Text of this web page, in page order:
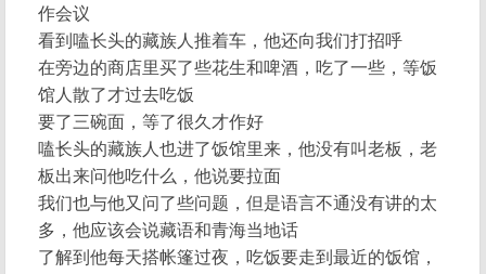
作会议
看到嗑长头的藏族人推着车，他还向我们打招呼
在旁边的商店里买了些花生和啤酒，吃了一些，等饭
馆人散了才过去吃饭
要了三碗面，等了很久才作好
嗑长头的藏族人也进了饭馆里来，他没有叫老板，老
板出来问他吃什么，他说要拉面
我们也与他又问了些问题，但是语言不通没有讲的太
多，他应该会说藏语和青海当地话
了解到他每天搭帐篷过夜，吃饭要走到最近的饭馆，